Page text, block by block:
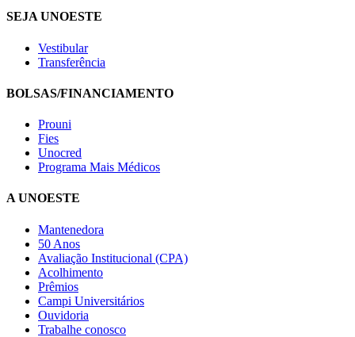
SEJA UNOESTE
Vestibular
Transferência
BOLSAS/FINANCIAMENTO
Prouni
Fies
Unocred
Programa Mais Médicos
A UNOESTE
Mantenedora
50 Anos
Avaliação Institucional (CPA)
Acolhimento
Prêmios
Campi Universitários
Ouvidoria
Trabalhe conosco